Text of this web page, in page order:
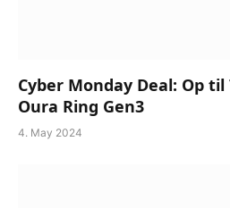
Cyber Monday Deal: Op
Oura Ring Gen3
4. May 2024